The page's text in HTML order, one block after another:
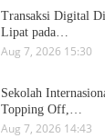
Transaksi Digital
Lipat pada…
Aug 7, 2026 15:30
Sekolah
Topping Off,…
Aug 7, 2026 14:43